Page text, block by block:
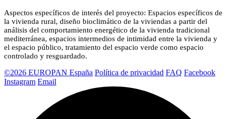
Aspectos específicos de interés del proyecto: Espacios específicos de
la vivienda rural, diseño bioclimático de la viviendas a partir del
análisis del comportamiento energético de la vivienda tradicional
mediterránea, espacios intermedios de intimidad entre la vivienda y
el espacio público, tratamiento del espacio verde como espacio
controlado y resguardado.
©2026 EUROPAN España Política de privacidad FAQ Facebook
Instagram Email